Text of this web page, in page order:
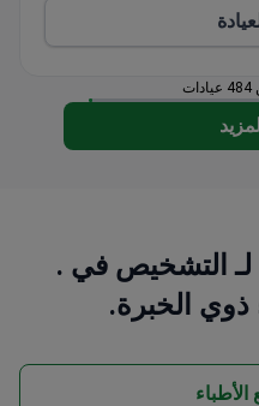
التشخيص في .